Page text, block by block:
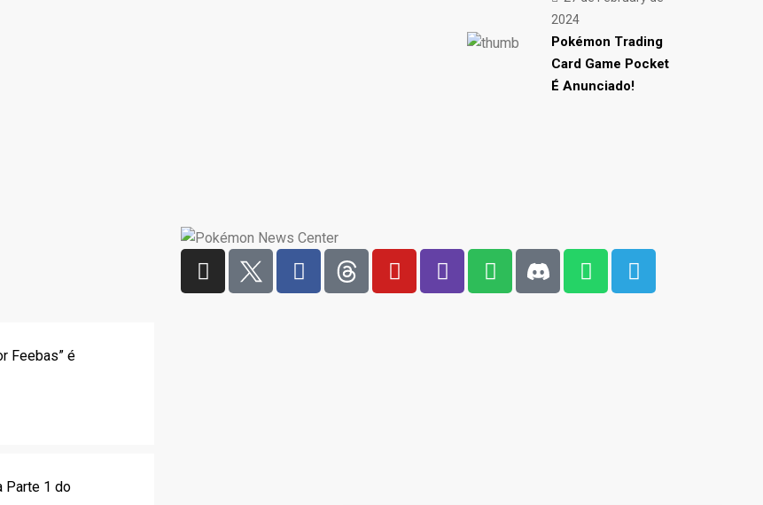
2024
Pokémon Trading
Card Game Pocket
É Anunciado!
Feebas” é
Parte 1 do